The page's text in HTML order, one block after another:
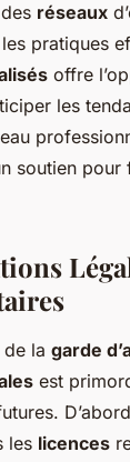
réseaux
les pratiques
offre
les
soutien
la garde
est
les licences